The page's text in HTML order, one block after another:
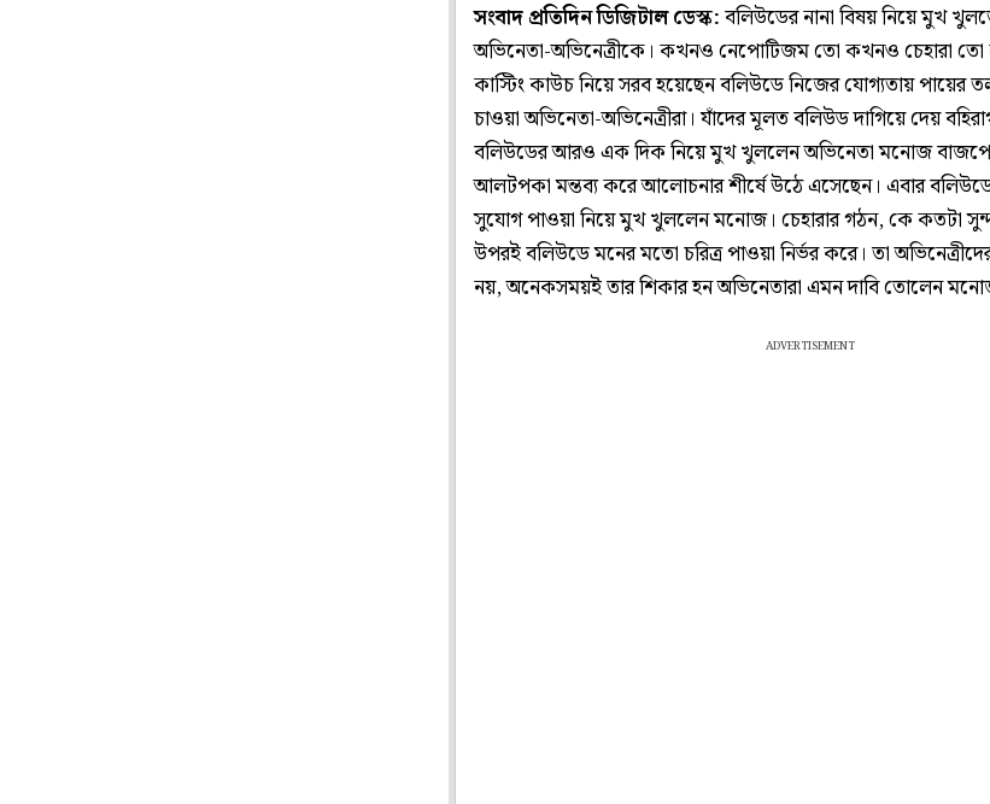
সংবাদ প্রতিদিন ডিজিটাল ডেস্ক:বলিউডের নানা বিষয় নিয়ে মুখ
অভিনেতা-অভিনেত্রীকে। কখনও নেপোটিজম তো কখনও চেহারা
কাস্টিং কাউচ নিয়ে সরব হয়েছেন বলিউডে নিজের যোগ্যতায় পায়ের
চাওয়া অভিনেতা-অভিনেত্রীরা। যাঁদের মূলত বলিউড দাগিয়ে দেয়
বলিউডের আরও এক দিক নিয়ে মুখ খুললেন অভিনেতা মনোজ
আলটপকা মন্তব্য করে আলোচনার শীর্ষে উঠে এসেছেন। এবার
সুযোগ পাওয়া নিয়ে মুখ খুললেন মনোজ। চেহারার গঠন, কে কতটা
উপরই বলিউডে মনের মতো চরিত্র পাওয়া নির্ভর করে। তা
নয়, অনেকসময়ই তার শিকার হন অভিনেতারা এমন দাবি তোলেন
ADVERTISEMENT